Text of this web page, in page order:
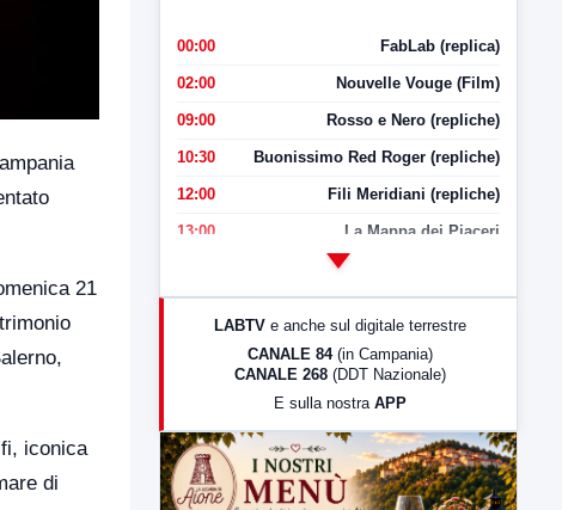
21
iconica
di
00:00 FabLab (replica)
02:00 Nouvelle Vouge (Film)
09:00 Rosso e Nero (repliche)
10:30 Buonissimo Red Roger (repliche)
12:00 Fili Meridiani (repliche)
13:00 La Mappa dei Piaceri
LabNews (Diretta)
23:00 LabNews (replica)
LABTV e anche sul digitale terrestre
CANALE 84 (in Campania)
CANALE 268 (DDT Nazionale)
E sulla nostra APP